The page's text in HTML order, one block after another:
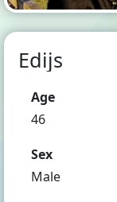
Edijs
Age
46
Sex
Male